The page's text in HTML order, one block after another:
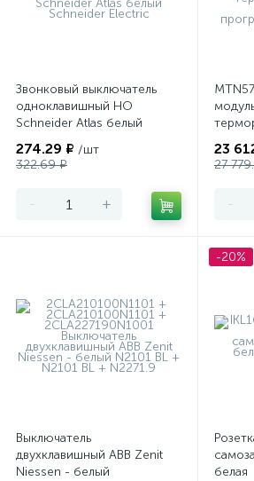
Звонковый выключатель
одноклавишный НО
Schneider Atlas белый
274.29 ₽ /шт
322.69 ₽
- +
23
27
-
Выключатель
двухклавишный ABB Zenit
Niessen - белый
-20%
белая